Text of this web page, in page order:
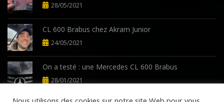
28/05/2021
CL 600 Brabus chez Akram Junior
24/05/2021
On a testé : une Mercedes CL 600 Brabus
28/01/2021